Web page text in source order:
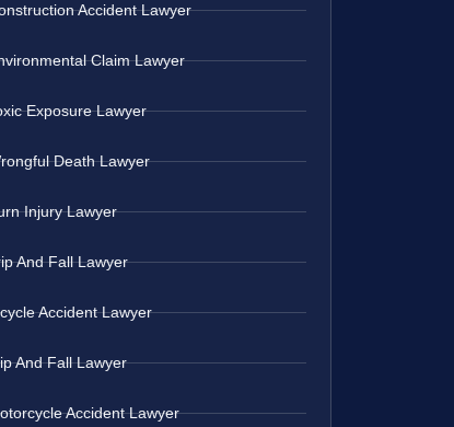
Accident Lawyer
Claim Lawyer
Exposure Lawyer
Death Lawyer
Injury Lawyer
And Fall Lawyer
Accident Lawyer
And Fall Lawyer
Accident Lawyer